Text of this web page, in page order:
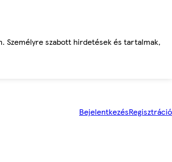
Személyre szabott hirdetések és tartalmak,
BejelentkezésRegisztráció